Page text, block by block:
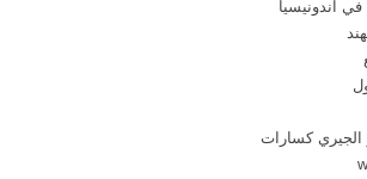
اندونيسيا
الجيري كسارات